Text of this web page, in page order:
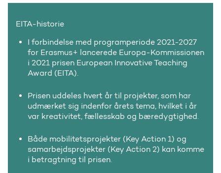
EITA-historie
I forbindelse med programperiode 2021-2027
for Erasmus+ lancerede Europa-Kommissionen
i 2021 prisen European Innovative Teaching
Award (EITA).
Prisen uddeles hvert år til projekter, som har
udmærket sig indenfor årets tema, hvilket i år
var kreativitet, fællesskab og bæredygtighed.
Både mobilitetsprojekter (Key Action 1) og
samarbejdsprojekter (Key Action 2) kan komme
i betragtning til prisen.